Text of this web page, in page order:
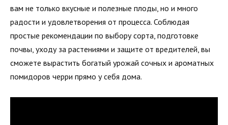
вам не только вкусные и полезные плоды, но и много
радости и удовлетворения от процесса. Соблюдая
простые рекомендации по выбору сорта, подготовке
почвы, уходу за растениями и защите от вредителей, вы
сможете вырастить богатый урожай сочных и ароматных
помидоров черри прямо у себя дома.